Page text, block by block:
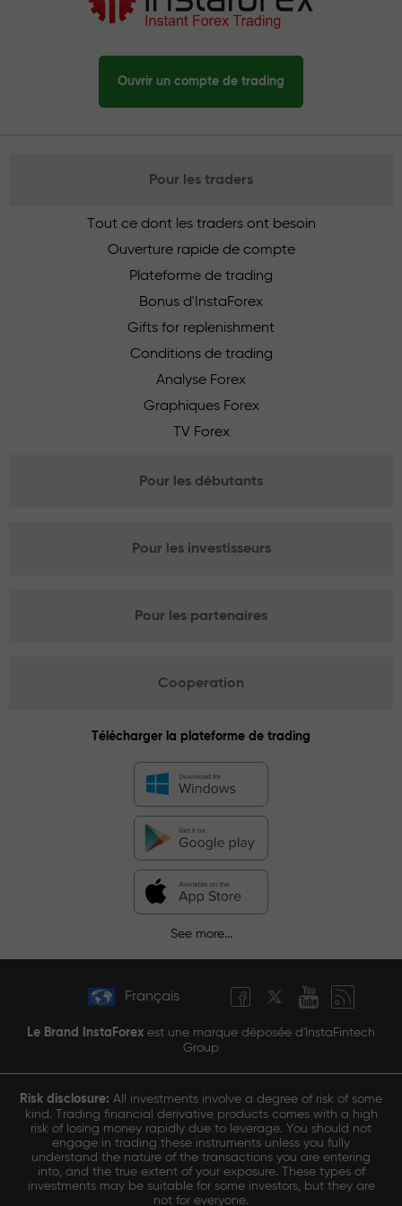
Ouvrir un compte de trading
Pour les traders
Tout ce dont les traders ont besoin
Ouverture rapide de compte
Plateforme de trading
Bonus d'InstaForex
Gifts for replenishment
Conditions de trading
Analyse Forex
Graphiques Forex
TV Forex
Pour les débutants
Pour les investisseurs
Pour les partenaires
Cooperation
Télécharger la plateforme de trading
See more...
Français
Le Brand InstaForex est une marque déposée d'InstaFintech
Group
Risk disclosure: All investments involve a degree of risk of some
kind. Trading financial derivative products comes with a high
risk of losing money rapidly due to leverage. You should not
engage in trading these instruments unless you fully
understand the nature of the transactions you are entering
into, and the true extent of your exposure. These types of
investments may be suitable for some investors, but they are
not for everyone.